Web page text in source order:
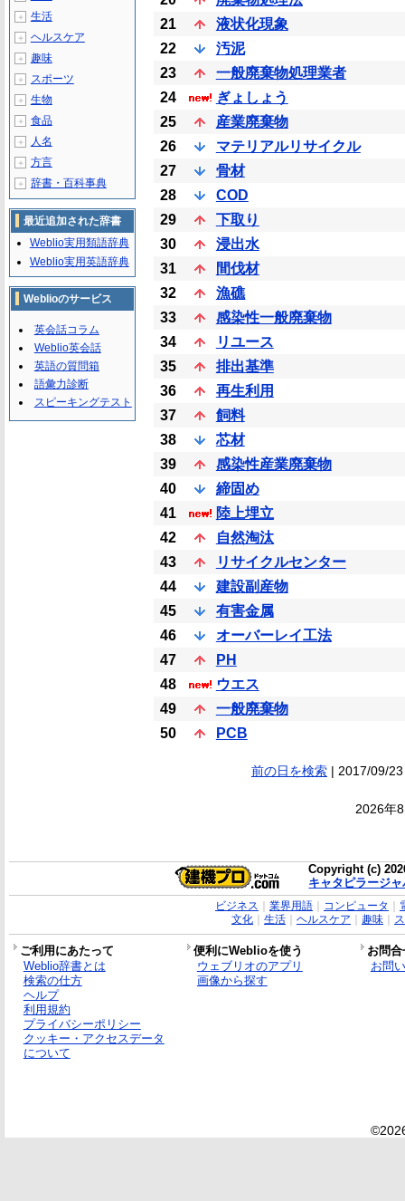
21
液状化現象
22
汚泥
23
一般廃棄物処理業者
24
ぎょしょう
25
産業廃棄物
26
マテリアルリサイクル
27
骨材
28
COD
29
下取り
30
浸出水
31
間伐材
32
漁礁
33
感染性一般廃棄物
34
リユース
35
排出基準
36
再生利用
37
飼料
38
芯材
39
感染性産業廃棄物
40
締固め
41
陸上埋立
42
自然淘汰
43
リサイクルセンター
44
建設副産物
45
有害金属
46
オーバーレイ工法
47
PH
48
ウエス
49
一般廃棄物
50
PCB
前の日を検索| 2017/09/
2026年
＋ 生活
＋ ヘルスケア
＋ 趣味
＋ スポーツ
＋ 生物
＋ 食品
＋ 人名
＋ 方言
＋ 辞書・百科事典
最近追加された辞書
Weblio実用類語辞典
Weblio実用英語辞典
Weblioのサービス
英会話コラム
Weblio英会話
英語の質問箱
語彙力診断
スピーキングテスト
Copyright (c)
キャタピラージ
ビジネス 業界用語｜ コンピュータ
文化｜ 生活｜ ヘルスケア 趣味｜
ご利用にあたって 便利にWeblioを使う
お問
Weblio辞書とは
検索の仕方
ヘルプ
利用規約
プライバシーポリシー
クッキー・アクセスデータ
について
ウェブリオのアプリ
画像から探す
お問